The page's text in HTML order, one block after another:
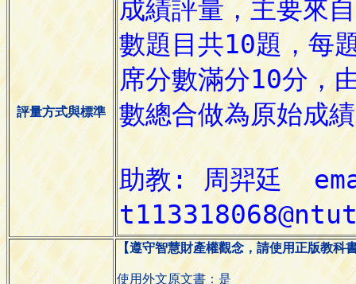
評量方式與標準
【遵守智慧財產權觀念，請使用正版教科
使用外文原文書：是